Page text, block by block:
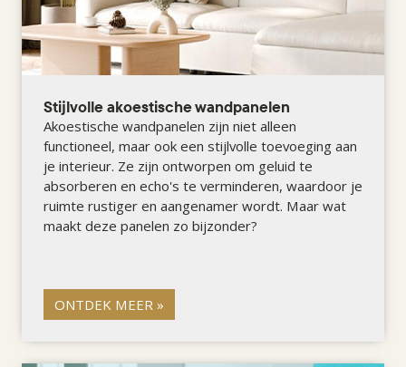
Stijlvolle akoestische wandpanelen
Akoestische wandpanelen zijn niet alleen
functioneel, maar ook een stijlvolle toevoeging aan
je interieur. Ze zijn ontworpen om geluid te
absorberen en echo's te verminderen, waardoor je
ruimte rustiger en aangenamer wordt. Maar wat
maakt deze panelen zo bijzonder?
ONTDEK MEER »